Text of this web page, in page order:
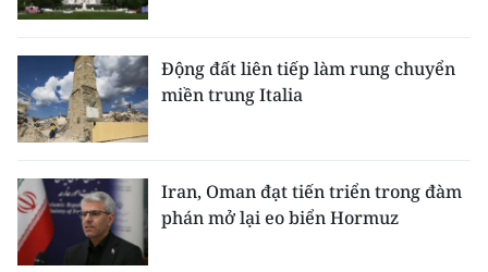
Động đất liên tiếp làm rung chuyển
miền trung Italia
Iran, Oman đạt tiến triển trong đàm
phán mở lại eo biển Hormuz